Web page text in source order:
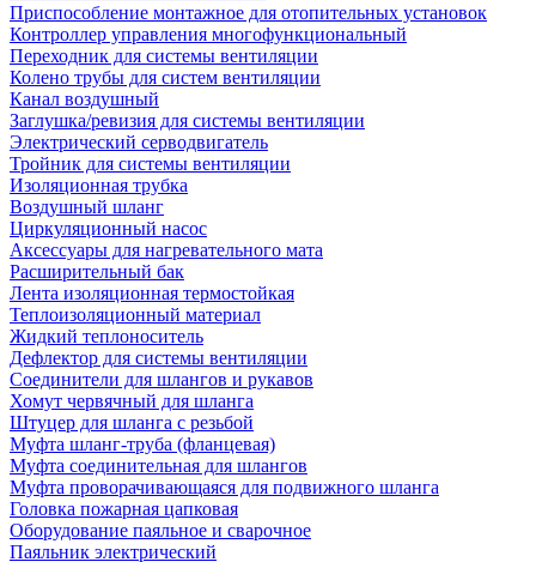
Приспособление монтажное для отопительных установок
Контроллер управления многофункциональный
Переходник для системы вентиляции
Колено трубы для систем вентиляции
Канал воздушный
Заглушка/ревизия для системы вентиляции
Электрический серводвигатель
Тройник для системы вентиляции
Изоляционная трубка
Воздушный шланг
Циркуляционный насос
Аксессуары для нагревательного мата
Расширительный бак
Лента изоляционная термостойкая
Теплоизоляционный материал
Жидкий теплоноситель
Дефлектор для системы вентиляции
Соединители для шлангов и рукавов
Хомут червячный для шланга
Штуцер для шланга с резьбой
Муфта шланг-труба (фланцевая)
Муфта соединительная для шлангов
Муфта проворачивающаяся для подвижного шланга
Головка пожарная цапковая
Оборудование паяльное и сварочное
Паяльник электрический